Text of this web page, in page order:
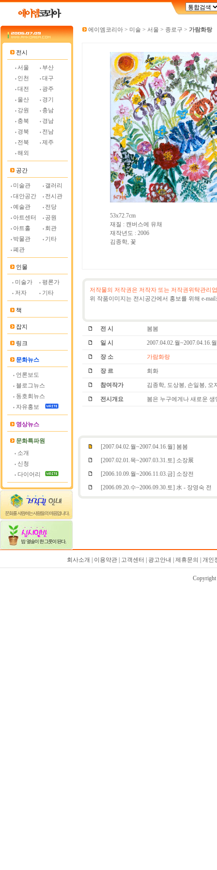
전시
서울
부산
인천
대구
대전
광주
울산
경기
강원
충남
충북
경남
경북
전남
전북
제주
해외
공간
미술관
갤러리
대안공간
전시관
예술관
전당
아트센터
공원
아트홀
회관
박물관
기타
폐관
인물
미술가
평론가
저자
기타
책
잡지
링크
문화뉴스
언론보도
블로그뉴스
동호회뉴스
자유홍보
영상뉴스
문화특파원
소개
신청
다이어리
에이엠코리아 > 미술 > 서울 > 종로구 > 가람화랑
저작물의 저작권은 저작자 또는 저작권위탁관리
위 작품이미지는 전시공간에서 홍보를 위해 e-
전 시 봄봄
일 시 2007.04.02.월~2007.04.16.월
장 소 가람화랑
장 르 회화
참여작가 김종학, 도상봉, 손일봉, 오
전시개요 봄은 누구에게나 새로운
[2007.04.02.월~2007.04.16.월] 봄봄
[2007.02.01.목~2007.03.31.토] 소장展
[2006.10.09.월~2006.11.03.금] 소장전
[2006.09.20.수~2006.09.30.토] 水 - 장영숙 전
회사소개 | 이용약관 | 고객센터 | 광고안내 | 제휴문의 | 개
Copyright